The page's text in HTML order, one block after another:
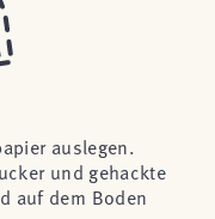
auslegen.
und gehackte
auf dem Boden